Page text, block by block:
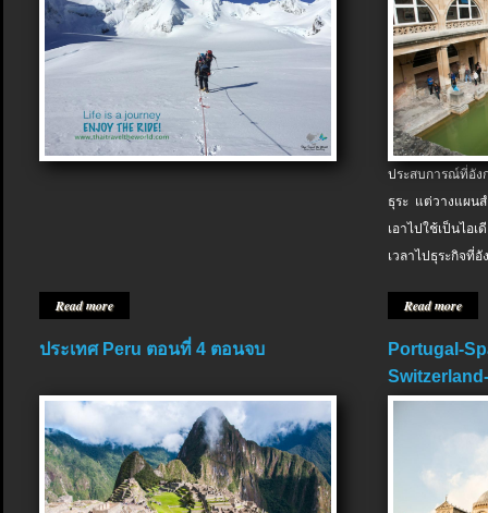
Read more
ประสบการณ์ที่อัง
ธุระ แต่วางแผน
เอาไปใช้เป็นไอ
เวลาไปธุระกิจที่อั
Read more
ประเทศ Peru ตอนที่ 4 ตอนจบ
Portugal-